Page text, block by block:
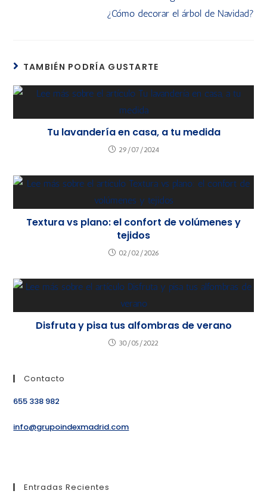
¿Cómo decorar el árbol de Navidad?
TAMBIÉN PODRÍA GUSTARTE
Tu lavandería en casa, a tu medida
29/07/2024
Textura vs plano: el confort de volúmenes y
tejidos
02/02/2026
Disfruta y pisa tus alfombras de verano
30/05/2022
Contacto
655 338 982
info@grupoindexmadrid.com
Entradas Recientes